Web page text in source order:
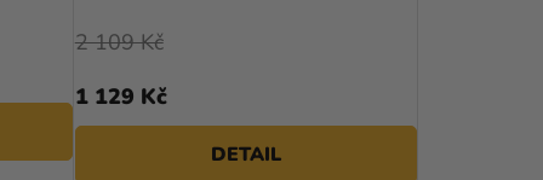
1 129 Kč
2 109 Kč
DETAIL